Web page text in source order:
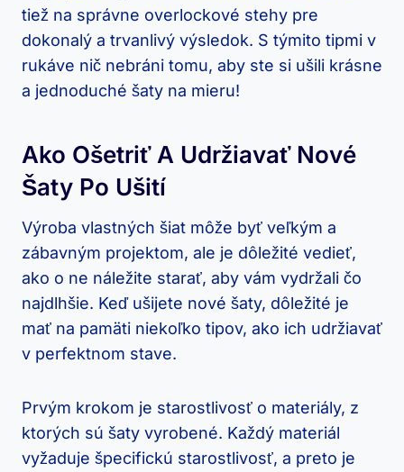
tiež na správne overlockové stehy pre
dokonalý a‍ trvanlivý výsledok. S týmito tipmi v
rukáve nič nebráni tomu, aby ⁢ste si ušili krásne
a jednoduché šaty na mieru!
Ako Ošetriť A Udržiavať Nové
Šaty​ Po⁤ Ušití
Výroba vlastných šiat môže byť veľkým a⁣
zábavným projektom, ‍ale je ‍dôležité vedieť, ​
ako ​o ne náležite starať, aby vám ⁣vydržali čo
‍najdlhšie. Keď ušijete nové šaty, dôležité je
mať na pamäti niekoľko tipov, ako ich⁣ udržiavať
v perfektnom stave.
Prvým krokom je‍ starostlivosť ‍o materiály, z
ktorých ⁢sú šaty vyrobené. Každý materiál
vyžaduje špecifickú starostlivosť, a preto ⁢je